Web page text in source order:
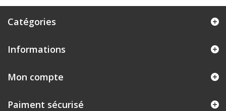
Catégories
Informations
Mon compte
Paiment sécurisé